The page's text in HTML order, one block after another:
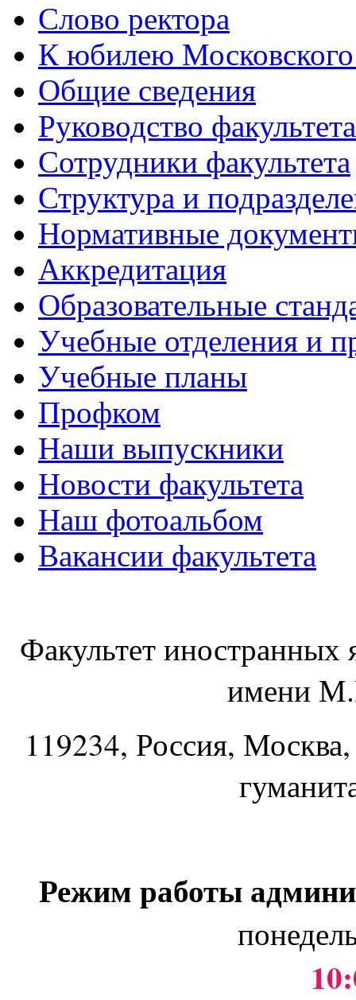
Слово ректора
К юбилею Московского
Общие сведения
Руководство факультета
Сотрудники факультета
Структура и
Нормативные
Аккредитация
Образовательные
Учебные отделения и
Учебные планы
Профком
Наши выпускники
Новости факультета
Наш фотоальбом
Вакансии факультета
Факультет
имени
119234, Россия,
Режим работы